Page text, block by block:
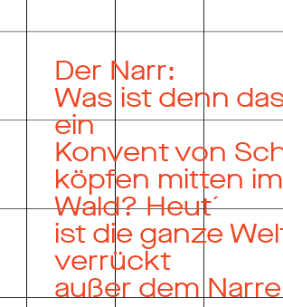
Der Narr:
Was ist denn
ein
Konvent von
köpfen mitten im
Wald? Heut´
ist die ganze
verrückt
außer dem